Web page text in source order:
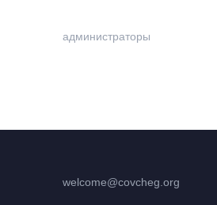
администраторы
welcome@covcheg.org